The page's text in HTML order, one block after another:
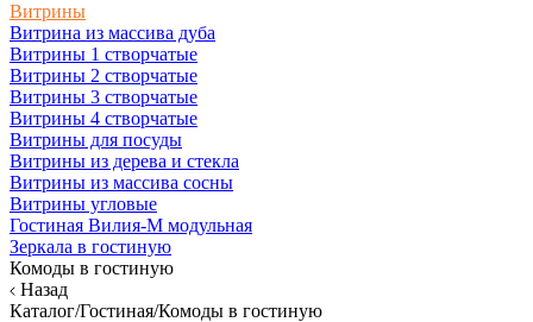
Витрины
Витрина из массива дуба
Витрины 1 створчатые
Витрины 2 створчатые
Витрины 3 створчатые
Витрины 4 створчатые
Витрины для посуды
Витрины из дерева и стекла
Витрины из массива сосны
Витрины угловые
Гостиная Вилия-М модульная
Зеркала в гостиную
Комоды в гостиную
Назад
Каталог/Гостиная/Комоды в гостиную